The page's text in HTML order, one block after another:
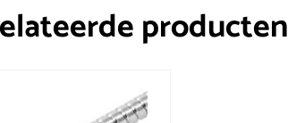
producten